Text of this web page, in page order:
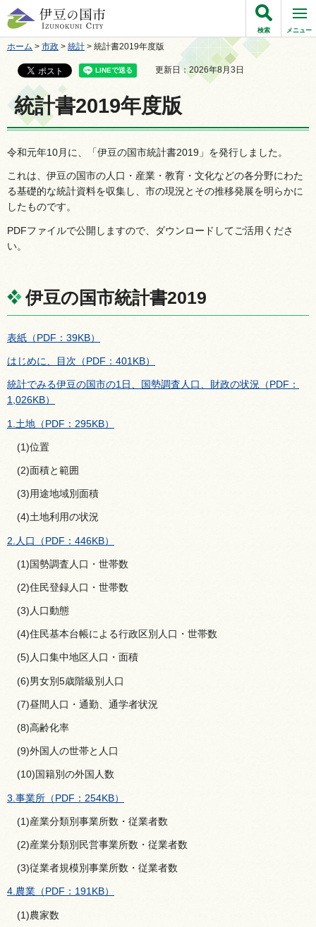
伊豆の国市
検索 メニュー
ホーム > 市政 > 統計 > 統計書2019年度版
更新日：2026年8月3日
統計書2019年度版
令和元年10月に、「伊豆の国市統計書2019」を発行しました。
これは、伊豆の国市の人口・産業・教育・文化などの各分野にわた
る基礎的な統計資料を収集し、市の現況とその推移発展を明らかに
したものです。
PDFファイルで公開しますので、ダウンロードしてご活用くださ
い。
伊豆の国市統計書2019
表紙（PDF：39KB）
はじめに、目次（PDF：401KB）
統計でみる伊豆の国市の1日、国勢調査人口、財政の状況（PDF：
1,026KB）
1.土地（PDF：295KB）
(1)位置
(2)面積と範囲
(3)用途地域別面積
(4)土地利用の状況
2.人口（PDF：446KB）
(1)国勢調査人口・世帯数
(2)住民登録人口・世帯数
(3)人口動態
(4)住民基本台帳による行政区別人口・世帯数
(5)人口集中地区人口・面積
(6)男女別5歳階級別人口
(7)昼間人口・通勤、通学者状況
(8)高齢化率
(9)外国人の世帯と人口
(10)国籍別の外国人数
3.事業所（PDF：254KB）
(1)産業分類別事業所数・従業者数
(2)産業分類別民営事業所数・従業者数
(3)従業者規模別事業所数・従業者数
4.農業（PDF：191KB）
(1)農家数